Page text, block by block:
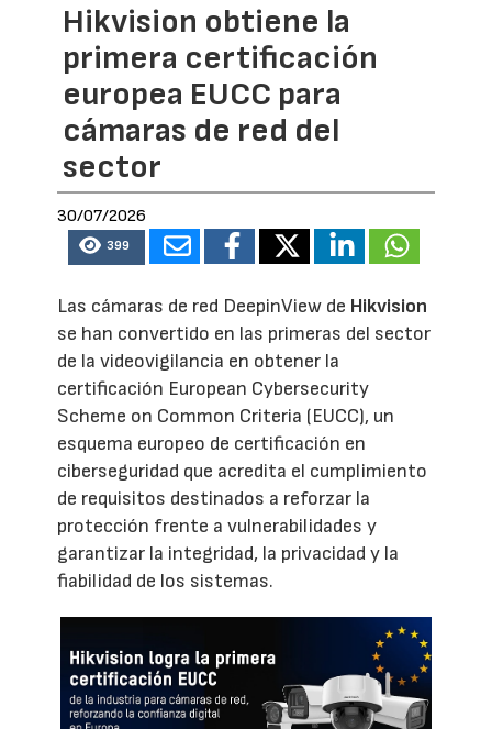
Hikvision obtiene la
primera certificación
europea EUCC para
cámaras de red del
sector
30/07/2026
399
Las cámaras de red DeepinView de Hikvision
se han convertido en las primeras del sector
de la videovigilancia en obtener la
certificación European Cybersecurity
Scheme on Common Criteria (EUCC), un
esquema europeo de certificación en
ciberseguridad que acredita el cumplimiento
de requisitos destinados a reforzar la
protección frente a vulnerabilidades y
garantizar la integridad, la privacidad y la
fiabilidad de los sistemas.